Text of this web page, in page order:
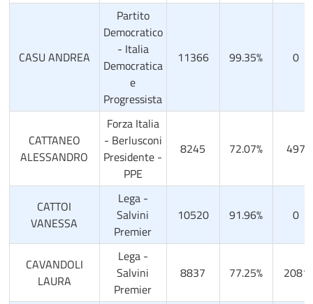
CASU ANDREA
Partito
Democratico
- Italia
Democratica
e
Progressista
11366 99.35% 0
CATTANEO
ALESSANDRO
Forza Italia
- Berlusconi
Presidente -
PPE
8245 72.07% 497
CATTOI
VANESSA
Lega -
Salvini
Premier
10520 91.96% 0
CAVANDOLI
LAURA
Lega -
Salvini
Premier
8837 77.25% 2081